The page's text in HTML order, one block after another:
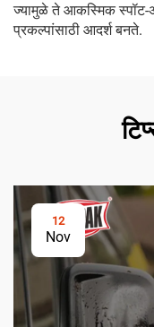
ज्यामुळे ते आकस्मिक
प्रकल्पांसाठी आदर्श बनते.
12
Nov